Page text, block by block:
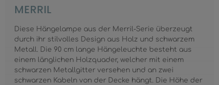
MERRIL
Diese Hängelampe aus der Merril-Serie überzeugt
durch ihr stilvolles Design aus Holz und schwarzem
Metall. Die 90 cm lange Hängeleuchte besteht aus
einem länglichen Holzquader, welcher mit einem
schwarzen Metallgitter versehen und an zwei
schwarzen Kabeln von der Decke hängt. Die Höhe der